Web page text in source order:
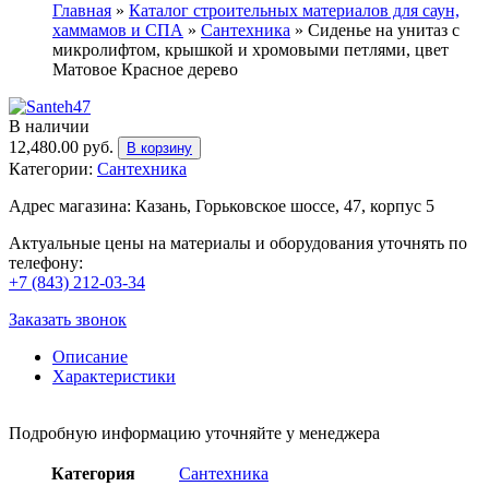
Главная » Каталог строительных материалов для саун,
хаммамов и СПА » Сантехника » Сиденье на унитаз с
микролифтом, крышкой и хромовыми петлями, цвет
Матовое Красное дерево
В наличии
12,480.00 руб. В корзину
Категории: Сантехника
Адрес магазина: Казань, Горьковское шоссе, 47, корпус 5
Актуальные цены на материалы и оборудования уточнять по
телефону:
+7 (843) 212-03-34
Заказать звонок
Описание
Характеристики
Подробную информацию уточняйте у менеджера
Категория Сантехника